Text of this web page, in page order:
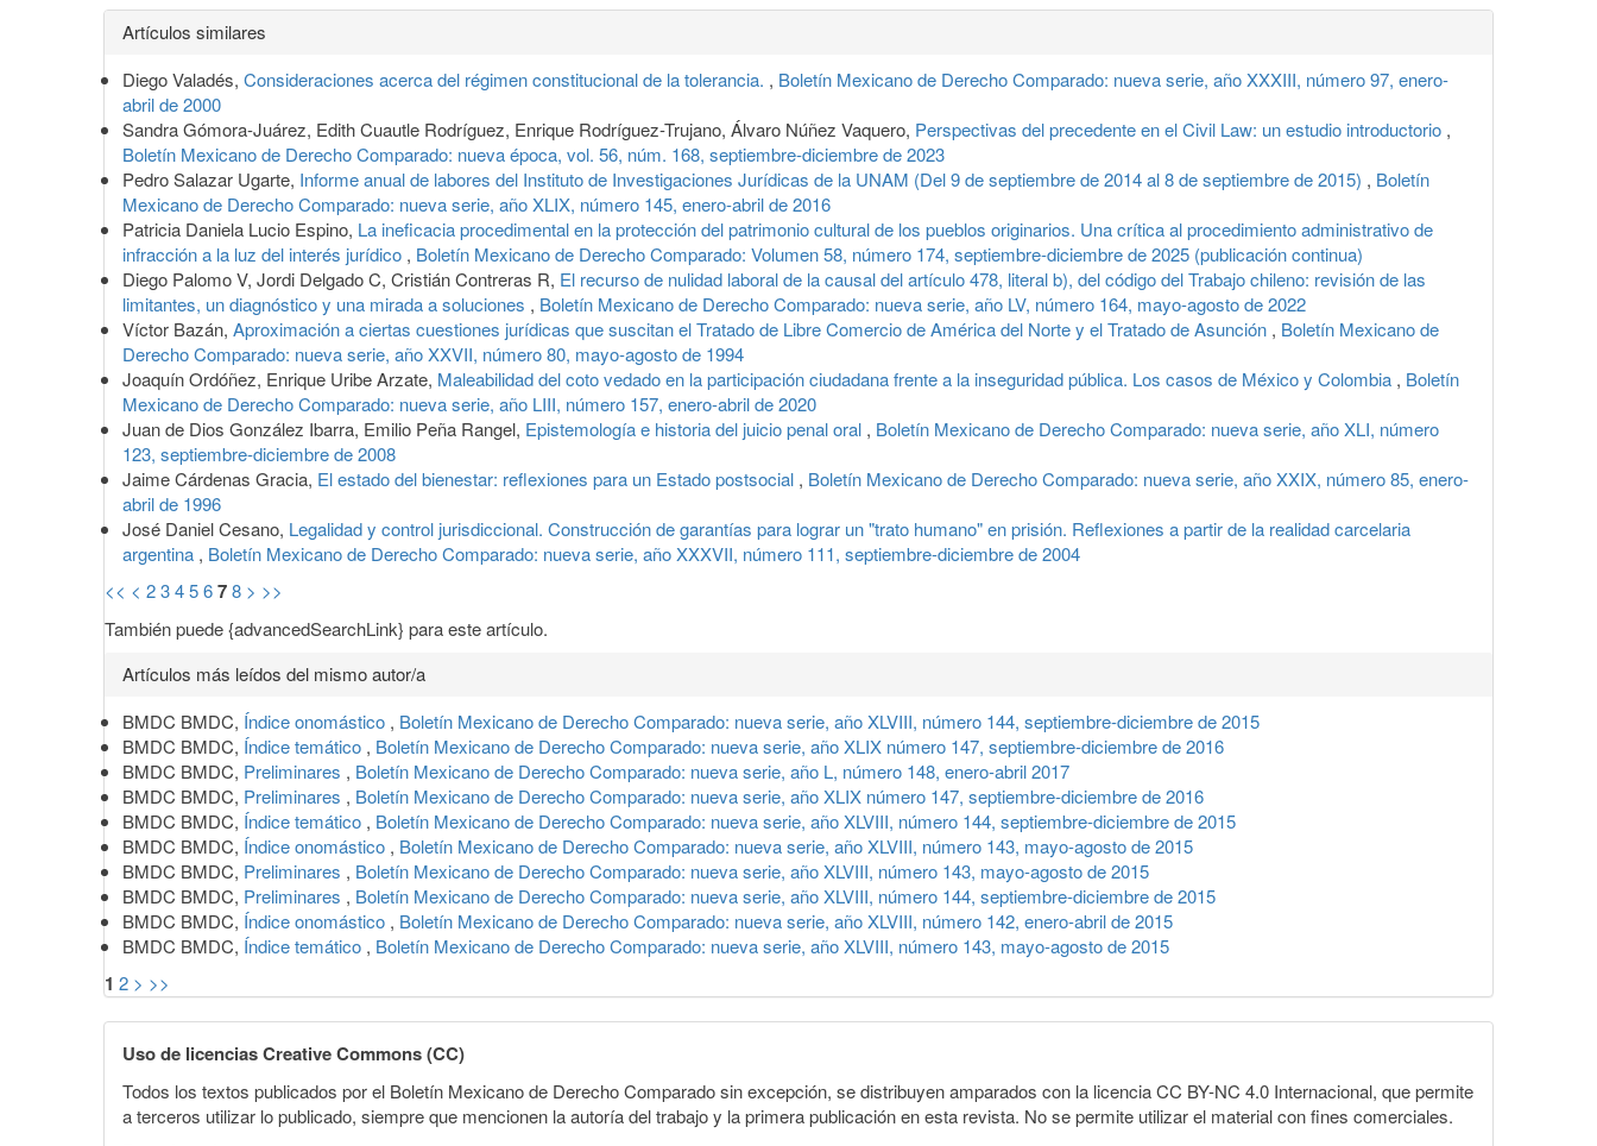
Detalles
del
artículo
Artículos similares
Diego Valadés, Consideraciones acerca del régimen constitucional de la tolerancia. , Boletín Mexicano de Derecho Comparado: nueva serie, año XXXIII, número 97, enero-
abril de 2000
Sandra Gómora-Juárez, Edith Cuautle Rodríguez, Enrique Rodríguez-Trujano, Álvaro Núñez Vaquero, Perspectivas del precedente en el Civil Law: un estudio introductorio ,
Boletín Mexicano de Derecho Comparado: nueva época, vol. 56, núm. 168, septiembre-diciembre de 2023
Pedro Salazar Ugarte, Informe anual de labores del Instituto de Investigaciones Jurídicas de la UNAM (Del 9 de septiembre de 2014 al 8 de septiembre de 2015) , Boletín
Mexicano de Derecho Comparado: nueva serie, año XLIX, número 145, enero-abril de 2016
Patricia Daniela Lucio Espino, La ineficacia procedimental en la protección del patrimonio cultural de los pueblos originarios. Una crítica al procedimiento administrativo de
infracción a la luz del interés jurídico , Boletín Mexicano de Derecho Comparado: Volumen 58, número 174, septiembre-diciembre de 2025 (publicación continua)
Diego Palomo V, Jordi Delgado C, Cristián Contreras R, El recurso de nulidad laboral de la causal del artículo 478, literal b), del código del Trabajo chileno: revisión de las
limitantes, un diagnóstico y una mirada a soluciones , Boletín Mexicano de Derecho Comparado: nueva serie, año LV, número 164, mayo-agosto de 2022
Víctor Bazán, Aproximación a ciertas cuestiones jurídicas que suscitan el Tratado de Libre Comercio de América del Norte y el Tratado de Asunción , Boletín Mexicano de
Derecho Comparado: nueva serie, año XXVII, número 80, mayo-agosto de 1994
Joaquín Ordóñez, Enrique Uribe Arzate, Maleabilidad del coto vedado en la participación ciudadana frente a la inseguridad pública. Los casos de México y Colombia , Boletín
Mexicano de Derecho Comparado: nueva serie, año LIII, número 157, enero-abril de 2020
Juan de Dios González Ibarra, Emilio Peña Rangel, Epistemología e historia del juicio penal oral , Boletín Mexicano de Derecho Comparado: nueva serie, año XLI, número
123, septiembre-diciembre de 2008
Jaime Cárdenas Gracia, El estado del bienestar: reflexiones para un Estado postsocial , Boletín Mexicano de Derecho Comparado: nueva serie, año XXIX, número 85, enero-
abril de 1996
José Daniel Cesano, Legalidad y control jurisdiccional. Construcción de garantías para lograr un "trato humano" en prisión. Reflexiones a partir de la realidad carcelaria
argentina , Boletín Mexicano de Derecho Comparado: nueva serie, año XXXVII, número 111, septiembre-diciembre de 2004
<< < 2345678 > >>
También puede {advancedSearchLink} para este artículo.
Artículos más leídos del mismo autor/a
BMDC BMDC, Índice onomástico , Boletín Mexicano de Derecho Comparado: nueva serie, año XLVIII, número 144, septiembre-diciembre de 2015
BMDC BMDC, Índice temático , Boletín Mexicano de Derecho Comparado: nueva serie, año XLIX número 147, septiembre-diciembre de 2016
BMDC BMDC, Preliminares , Boletín Mexicano de Derecho Comparado: nueva serie, año L, número 148, enero-abril 2017
BMDC BMDC, Preliminares , Boletín Mexicano de Derecho Comparado: nueva serie, año XLIX número 147, septiembre-diciembre de 2016
BMDC BMDC, Índice temático , Boletín Mexicano de Derecho Comparado: nueva serie, año XLVIII, número 144, septiembre-diciembre de 2015
BMDC BMDC, Índice onomástico , Boletín Mexicano de Derecho Comparado: nueva serie, año XLVIII, número 143, mayo-agosto de 2015
BMDC BMDC, Preliminares , Boletín Mexicano de Derecho Comparado: nueva serie, año XLVIII, número 143, mayo-agosto de 2015
BMDC BMDC, Preliminares , Boletín Mexicano de Derecho Comparado: nueva serie, año XLVIII, número 144, septiembre-diciembre de 2015
BMDC BMDC, Índice onomástico , Boletín Mexicano de Derecho Comparado: nueva serie, año XLVIII, número 142, enero-abril de 2015
BMDC BMDC, Índice temático , Boletín Mexicano de Derecho Comparado: nueva serie, año XLVIII, número 143, mayo-agosto de 2015
1 2 > >>
Uso de licencias Creative Commons (CC)
Todos los textos publicados por el Boletín Mexicano de Derecho Comparado sin excepción, se distribuyen amparados con la licencia CC BY-NC 4.0 Internacional, que permite
a terceros utilizar lo publicado, siempre que mencionen la autoría del trabajo y la primera publicación en esta revista. No se permite utilizar el material con fines comerciales.